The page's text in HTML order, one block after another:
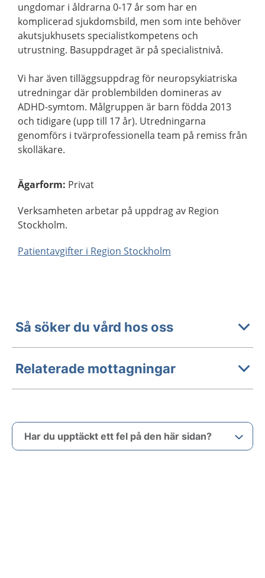
ungdomar i åldrarna 0-17 år som har en
komplicerad sjukdomsbild, men som inte behöver
akutsjukhusets specialistkompetens och
utrustning. Basuppdraget är på specialistnivå.
Vi har även tilläggsuppdrag för neuropsykiatriska
utredningar där problembilden domineras av
ADHD-symtom. Målgruppen är barn födda 2013
och tidigare (upp till 17 år). Utredningarna
genomförs i tvärprofessionella team på remiss från
skolläkare.
Ägarform: Privat
Verksamheten arbetar på uppdrag av Region
Stockholm.
Patientavgifter i Region Stockholm
Så söker du vård hos oss
Relaterade mottagningar
Har du upptäckt ett fel på den här sidan?